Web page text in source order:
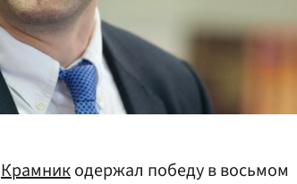
Крамникодержал победу в восьмом